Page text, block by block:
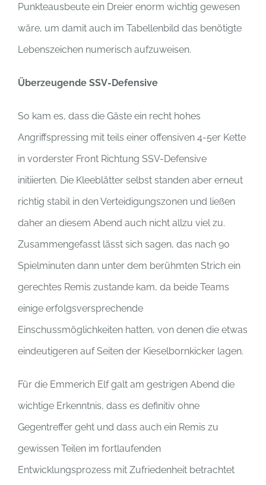
Punkteausbeute ein Dreier enorm wichtig gewesen
wäre, um damit auch im Tabellenbild das benötigte
Lebenszeichen numerisch aufzuweisen.
Überzeugende SSV-Defensive
So kam es, dass die Gäste ein recht hohes
Angriffspressing mit teils einer offensiven 4-5er Kette
in vorderster Front Richtung SSV-Defensive
initiierten. Die Kleeblätter selbst standen aber erneut
richtig stabil in den Verteidigungszonen und ließen
daher an diesem Abend auch nicht allzu viel zu.
Zusammengefasst lässt sich sagen, das nach 90
Spielminuten dann unter dem berühmten Strich ein
gerechtes Remis zustande kam, da beide Teams
einige erfolgsversprechende
Einschussmöglichkeiten hatten, von denen die etwas
eindeutigeren auf Seiten der Kieselbornkicker lagen.
Für die Emmerich Elf galt am gestrigen Abend die
wichtige Erkenntnis, dass es definitiv ohne
Gegentreffer geht und dass auch ein Remis zu
gewissen Teilen im fortlaufenden
Entwicklungsprozess mit Zufriedenheit betrachtet